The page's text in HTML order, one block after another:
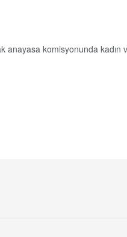
anayasa komisyonunda